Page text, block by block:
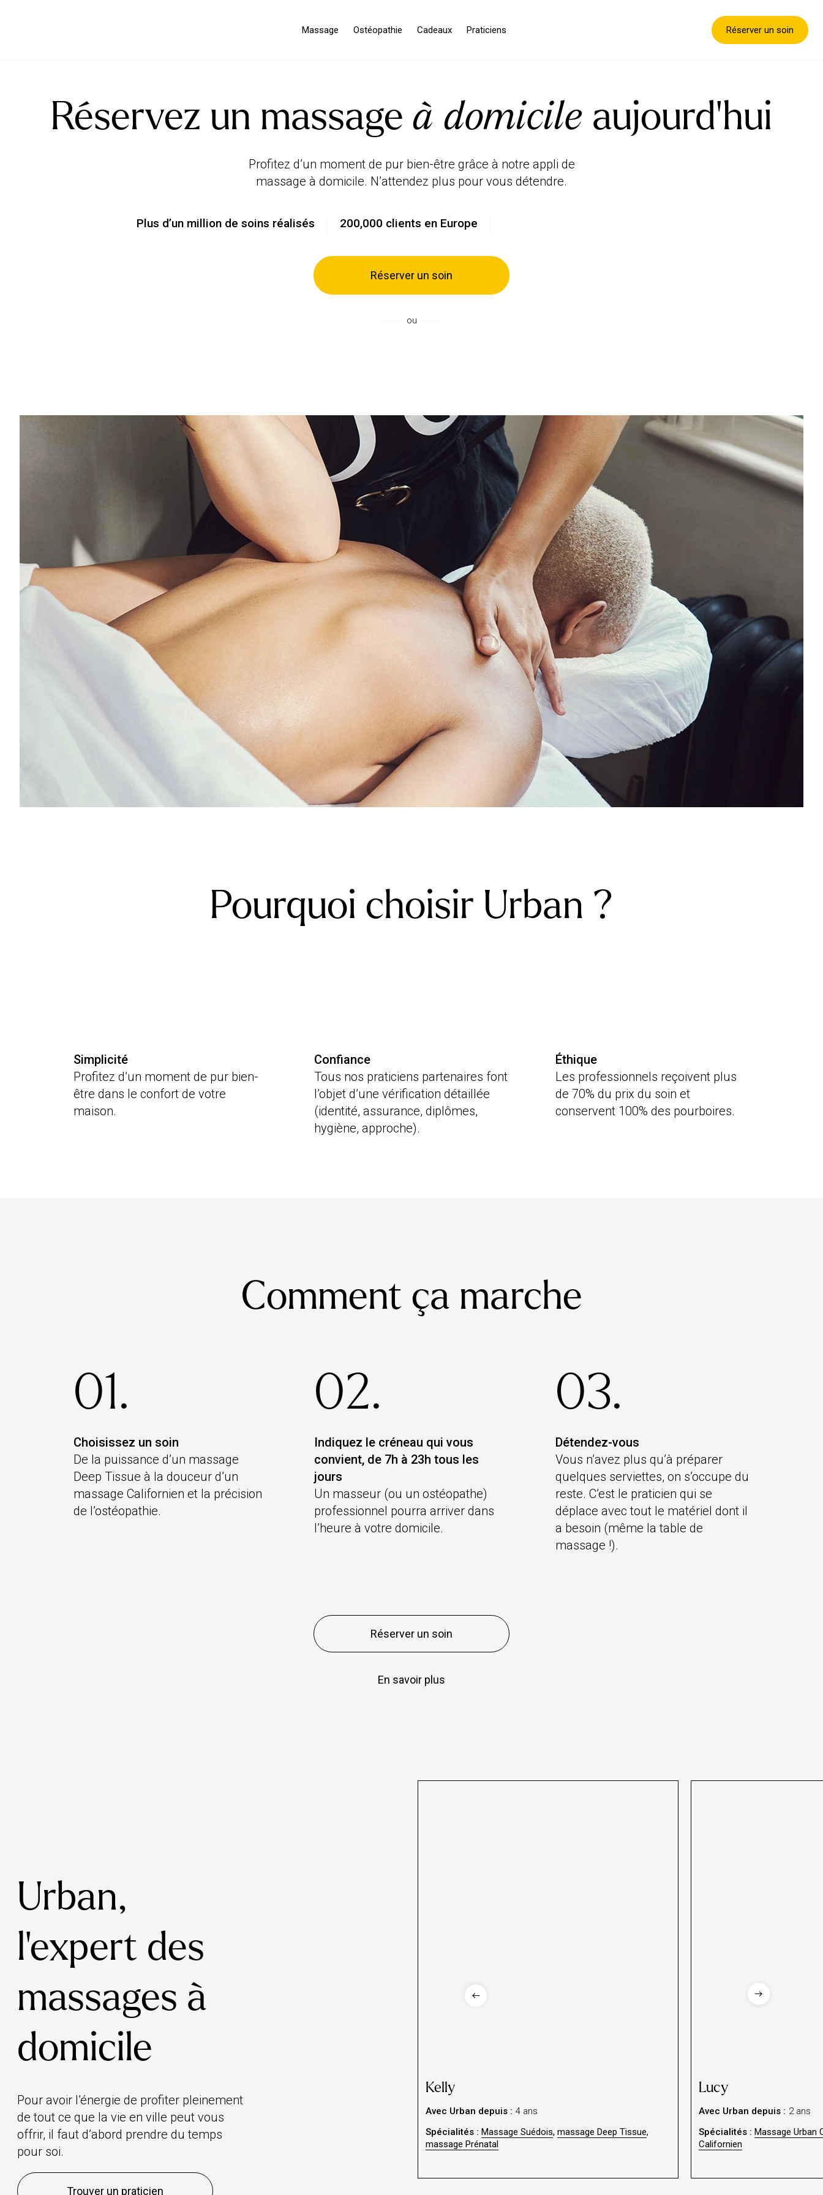
Massage Ostéopathie Cadeaux Praticiens Réserver un soin
Réservez un massage à domicile aujourd’hui
Profitez d’un moment de pur bien-être grâce à notre appli de
Plus d’un million de soins réalisés 200,000 clients en Europe
Réserver un soin
ou
Pourquoi choisir Urban ?
Simplicité
Profitez d’un moment de pur bien-
être dans le confort de votre
maison.
Confiance
Tous nos praticiens partenaires font
l’objet d’une vérification détaillée
(identité, assurance, diplômes,
hygiène, approche).
Éthique
Les professionnels reçoivent plus
de 70% du prix du soin et
conservent 100% des pourboires.
Comment ça marche
01.
Choisissez un soin
De la puissance d’un massage
Deep Tissue à la douceur d’un
massage Californien et la précision
de l’ostéopathie.
02.
Indiquez le créneau qui vous
convient, de 7h à 23h tous les
jours
Un masseur (ou un ostéopathe)
professionnel pourra arriver dans
l’heure à votre domicile.
03.
Détendez-vous
Vous n’avez plus qu’à préparer
quelques serviettes, on s’occupe du
reste. C’est le praticien qui se
déplace avec tout le matériel dont il
a besoin (même la table de
massage !).
Réserver un soin
En savoir plus
Urban,
l’expert des
massages à
domicile
Pour avoir l’énergie de profiter pleinement
de tout ce que la vie en ville peut vous
offrir, il faut d’abord prendre du temps
pour soi.
Trouver un praticien
Kelly
Avec Urban depuis : 4 ans
Spécialités : Massage Suédois, massage Deep Tissue,
massage Prénatal
Lucy
Avec Urban depuis : 2 ans
Spécialités : Massage Urban
Californien